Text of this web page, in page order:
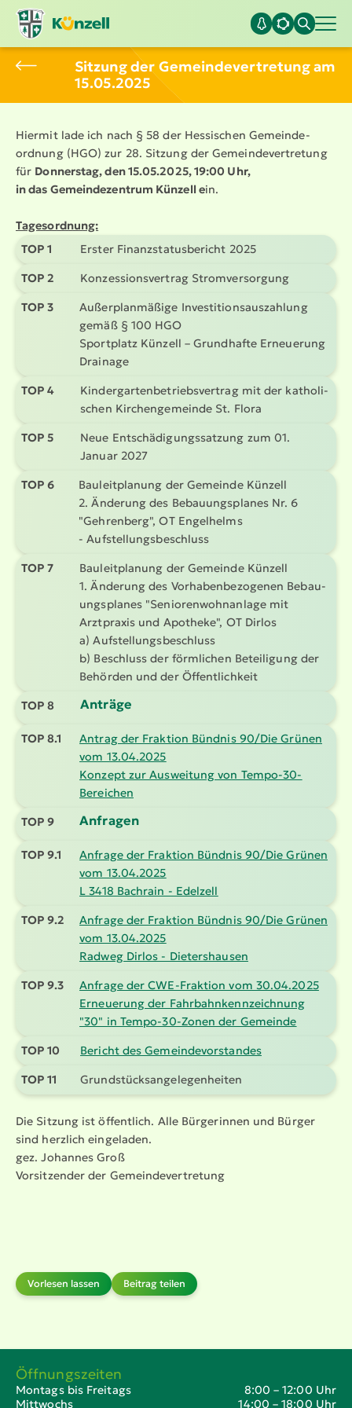
Öffnungszeiten
Montags bis Freitags
8:00 – 12:00 Uhr
Mittwochs
14:00 – 18:00 Uhr
Sitzung der Gemein­de­ver­tretung am
15.05.2025
Hiermit lade ich nach § 58 der Hessischen Gemein­de­
ordnung (HGO) zur 28. Sitzung der Gemein­de­ver­tretung
für Donnerstag, den 15.05.2025,19:00 Uhr,
in das Gemein­de­zentrum Künzell ein.
Tages­ordnung:
TOP 1
Erster Finanz­sta­tus­be­richt 2025
TOP 2 Konzes­si­ons­vertrag Strom­ver­sorgung
TOP 3
Außer­plan­mäßige Inves­ti­ti­ons­aus­zahlung
gemäß § 100 HGO
Sportplatz Künzell – Grundhafte Erneuerung
Drainage
TOP 4
Kinder­gar­ten­be­triebs­vertrag mit der katho­li­
schen Kirchen­ge­meinde St. Flora
TOP 5
Neue Entschä­di­gungs­satzung zum 01.
Januar 2027
TOP 6
Bauleit­planung der Gemeinde Künzell
2. Änderung des Bebau­ungs­planes Nr. 6
"Gehrenberg", OT Engelhelms
- Aufstel­lungs­be­schluss
TOP 7
Bauleit­planung der Gemeinde Künzell
1. Änderung des Vorha­ben­be­zo­genen Bebau­
ungs­planes "Senio­ren­wohn­anlage mit
Arztpraxis und Apotheke", OT Dirlos
a) Aufstel­lungs­be­schluss
b) Beschluss der förmlichen Beteiligung der
Behörden und der Öffent­lichkeit
TOP 8 Anträge
TOP 8.1
Antrag der Fraktion Bündnis 90/Die Grünen
vom 13.04.2025
Konzept zur Ausweitung von Tempo-30-
Bereichen
TOP 9 Anfragen
TOP 9.1
Anfrage der Fraktion Bündnis 90/Die Grünen
vom 13.04.2025
L 3418 Bachrain - Edelzell
TOP 9.2
Anfrage der Fraktion Bündnis 90/Die Grünen
vom 13.04.2025
Radweg Dirlos - Dieters­hausen
TOP 9.3
Anfrage der CWE-Fraktion vom 30.04.2025
Erneuerung der Fahrbahn­kenn­zeichnung
"30" in Tempo-30-Zonen der Gemeinde
TOP 10 Bericht des Gemein­de­vor­standes
TOP 11 Grund­stücks­an­ge­le­gen­heiten
Die Sitzung ist öffentlich. Alle Bürgerinnen und Bürger
sind herzlich eingeladen.
gez. Johannes Groß
Vorsit­zender der Gemein­de­ver­tretung
Vorlesen lassen Beitrag teilen